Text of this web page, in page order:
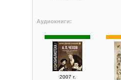
Аудиокниги:
2007 г.